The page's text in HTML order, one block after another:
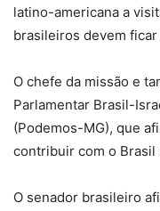
latino-americana a
brasileiros devem
O chefe da missão e
Parlamentar Brasil-
(Podemos-MG), que
contribuir com o Brasil
O senador brasileiro